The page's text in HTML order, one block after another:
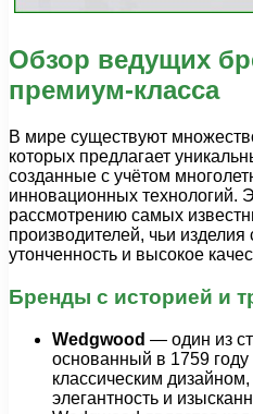
Обзор ведущих
премиум-класса
В мире существуют
которых предлагает
созданные с учётом
инновационных технологий.
рассмотрению самых
производителей, чьи изделия
утонченность и высокое
Бренды с историей и
Wedgwood — один из
основанный в 1759
классическим
элегантность и